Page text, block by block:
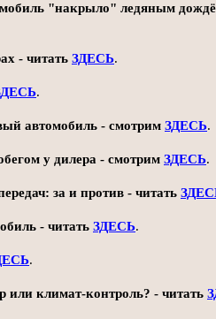
"накрыло" ледяным
- читать ЗДЕСЬ.
.
автомобиль - смотрим ЗДЕСЬ.
у дилера - смотрим ЗДЕСЬ.
за и против - читать
- читать ЗДЕСЬ.
.
или климат-контроль? - читать